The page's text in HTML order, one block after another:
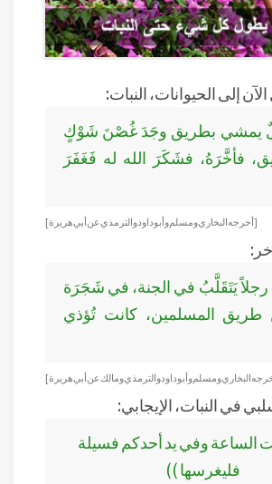
إلى الحيوانات، النبات:
يمشي بطريق وجَدَ غُصْنَ شَوْكٍ
فأخَّرَهُ، فشَكَرَ الله له فَغَفَرَ
[أخرجه البخاري ومسلم وأبو داود والترمذي عن أبي هريرة]
رجلاً يَتَقَلَّبُ في الجنة، في شَجَرَة
المسلمين، كانت تُؤذي
البخاري ومسلم وأبو داود والترمذي ومالك عن أبي هريرة ]
في النبات، الإيجابي:
الساعة وفي يد أحدكم فسيلة
فليغرسها ))